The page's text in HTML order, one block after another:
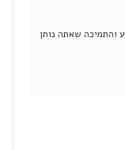
והתמיכה שאתה נותן